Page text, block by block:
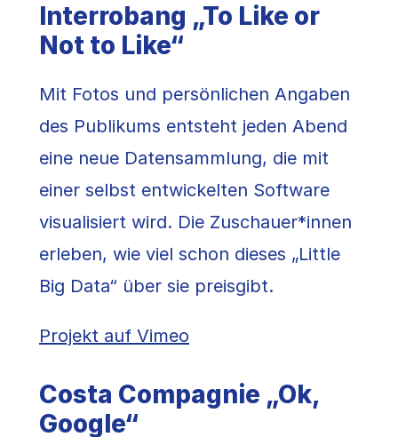
Interrobang „To Like or
Not to Like“
Mit Fotos und persönlichen Angaben
des Publikums entsteht jeden Abend
eine neue Datensammlung, die mit
einer selbst entwickelten Software
visualisiert wird. Die Zuschauer*innen
erleben, wie viel schon dieses „Little
Big Data“ über sie preisgibt.
Projekt auf Vimeo
Costa Compagnie „Ok,
Google“